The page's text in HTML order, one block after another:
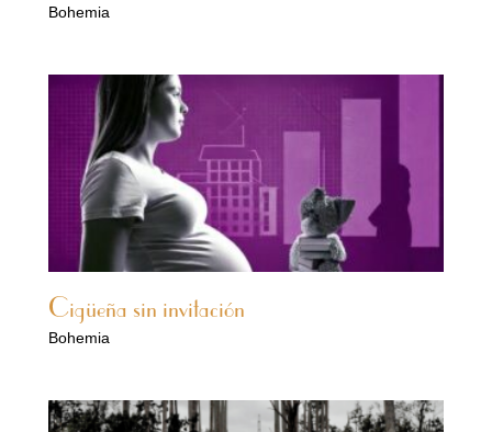
Bohemia
Cigüeña sin invitación
Bohemia